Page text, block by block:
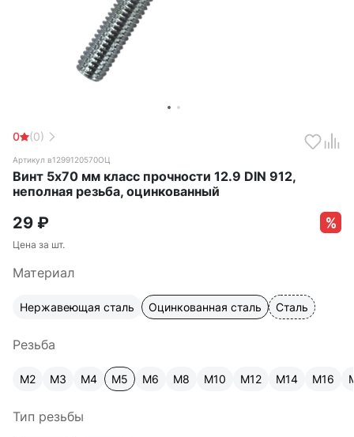
0 (0)
Артикул в1299120570ОЦ
Винт 5х70 мм класс прочности 12.9 DIN 912,
неполная резьба, оцинкованный
29 ₽
Цена за шт.
Материал
Нержавеющая сталь Оцинкованная сталь Сталь
Резьба
М2 М3 М4 М5 М6 М8 М10 М12 М14 М16
Тип резьбы